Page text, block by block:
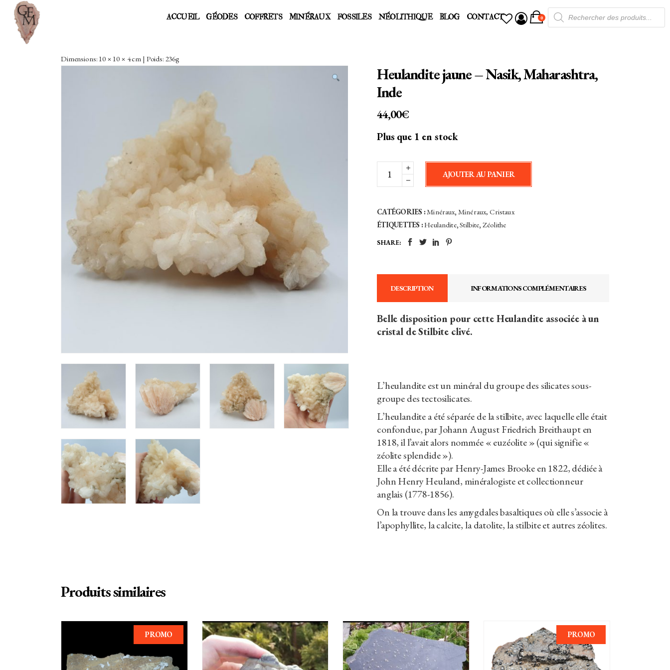
ACCUEIL GÉODES COFFRETS MINÉRAUX FOSSILES NÉOLITHIQUE BLOG CONTACT 0
Recherche
de
produits
Dimensions: 10 × 10 × 4 cm | Poids: 236g
Heulandite jaune – Nasik, Maharashtra,
Inde
44,00€
Plus que 1 en stock
Heulandite
jaune
Nasik,
Maharashtra,
quantity
AJOUTER AU PANIER
CATÉGORIES :Minéraux, Minéraux, Cristaux
ÉTIQUETTES :Heulandite,Stilbite, Zéolithe
SHARE:
DESCRIPTION INFORMATIONS COMPLÉMENTAIRES
Belle disposition pour cette Heulandite associée à un
cristal de Stilbite clivé.
L’heulandite est un minéral du groupe des silicates sous-
groupe des tectosilicates.
L’heulandite a été séparée de la stilbite, avec laquelle elle était
confondue, par Johann August Friedrich Breithaupt en
1818, il l’avait alors nommée « euzéolite » (qui signifie «
zéolite splendide »).
Elle a été décrite par Henry-James Brooke en 1822, dédiée à
John Henry Heuland, minéralogiste et collectionneur
anglais (1778-1856).
On la trouve dans les amygdales basaltiques où elle s’associe à
l’apophyllite, la calcite, la datolite, la stilbite et autres zéolites.
Produits similaires
PROMO PROMO